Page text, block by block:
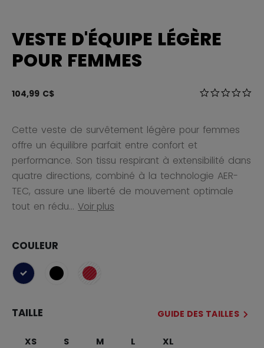
VESTE D'ÉQUIPE LÉGÈRE
POUR FEMMES
104,99 C$ 5 sur 5
Cette veste de survêtement légère pour femmes
offre un équilibre parfait entre confort et
performance. Son tissu respirant à extensibilité dans
quatre directions, combiné à la technologie AER-
TEC, assure une liberté de mouvement optimale
tout en rédu... Voir plus
COULEUR
sélectionné
TAILLE GUIDE DES TAILLES
XS S M L XL